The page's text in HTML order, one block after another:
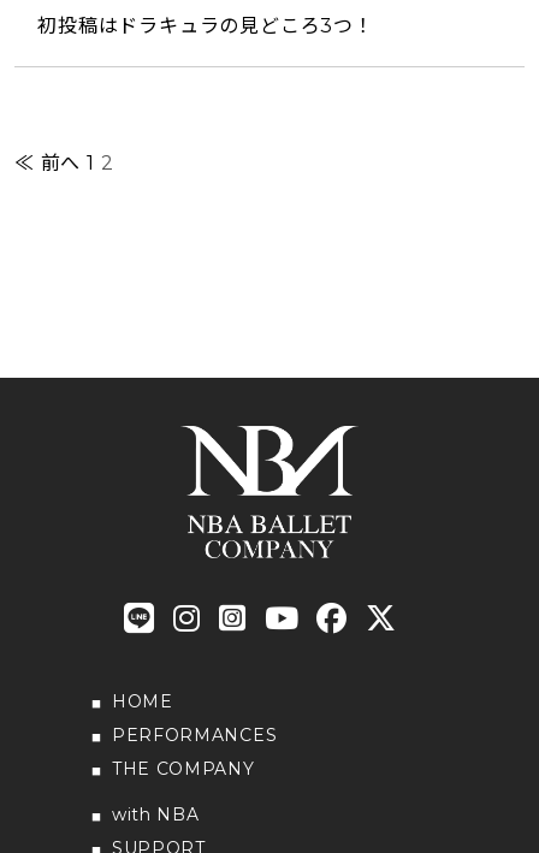
初投稿はドラキュラの見どころ3つ！
≪ 前へ 1 2
HOME
PERFORMANCES
THE COMPANY
with NBA